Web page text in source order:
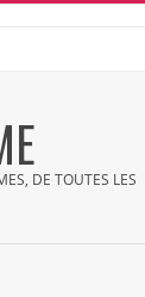
DE TOUTES LES